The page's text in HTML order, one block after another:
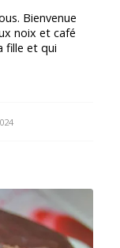
Bienvenue
noix et café
fille et qui